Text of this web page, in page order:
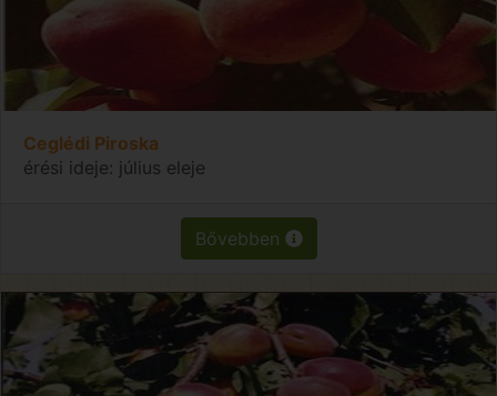
Ceglédi Piroska
érési ideje: július eleje
Bővebben